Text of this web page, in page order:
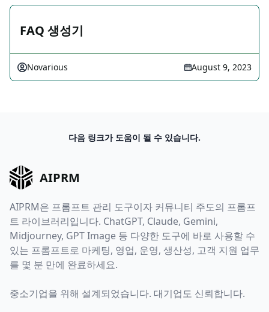
FAQ 생성기
Novarious August 9, 2023
다음 링크가 도움이 될 수 있습니다.
AIPRM
AIPRM은 프롬프트 관리 도구이자 커뮤니티 주도의 프롬프
트 라이브러리입니다. ChatGPT, Claude, Gemini,
Midjourney, GPT Image 등 다양한 도구에 바로 사용할 수
있는 프롬프트로 마케팅, 영업, 운영, 생산성, 고객 지원 업무
를 몇 분 만에 완료하세요.
중소기업을 위해 설계되었습니다. 대기업도 신뢰합니다.